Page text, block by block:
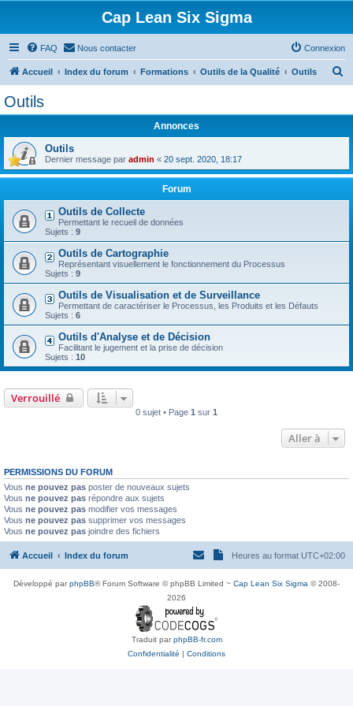
Cap Lean Six Sigma
FAQ Nous contacter Connexion
Accueil Index du forum Formations Outils de la Qualité Outils
h
r
Outils
Annonces
Outils
Dernier message par admin « 20 sept. 2020, 18:17
Forum
Outils de Collecte
Permettant le recueil de données
Sujets : 9
Outils de Cartographie
Représentant visuellement le fonctionnement du Processus
Sujets : 9
Outils de Visualisation et de Surveillance
Permettant de caractériser le Processus, les Produits et les Défauts
Sujets : 6
Outils d'Analyse et de Décision
Facilitant le jugement et la prise de décision
Sujets : 10
Verrouillé
0 sujet • Page 1 sur 1
Aller à
PERMISSIONS DU FORUM
Vous ne pouvez pas poster de nouveaux sujets
Vous ne pouvez pas répondre aux sujets
Vous ne pouvez pas modifier vos messages
Vous ne pouvez pas supprimer vos messages
Vous ne pouvez pas joindre des fichiers
Accueil Index du forum Heures au format UTC+02:00
Développé parphpBB® Forum Software © phpBB Limited ~ Cap Lean Six Sigma © 2008-
2026
Traduit parphpBB-fr.com
Confidentialité | Conditions